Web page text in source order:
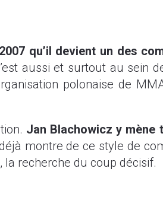
qu’il devient un des
aussi et surtout au sein
polonaise de
Jan Blachowicz y mène
montre de ce style de
recherche du coup décisif.